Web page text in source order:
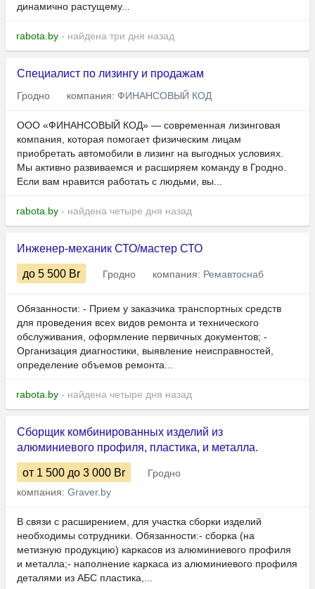
динамично растущему...
rabota.by - найдена три дня назад
Специалист по лизингу и продажам
Гродно компания: ФИНАНСОВЫЙ КОД
ООО «ФИНАНСОВЫЙ КОД» — современная лизинговая
компания, которая помогает физическим лицам
приобретать автомобили в лизинг на выгодных условиях.
Мы активно развиваемся и расширяем команду в Гродно.
Если вам нравится работать с людьми, вы...
rabota.by - найдена четыре дня назад
Инженер-механик СТО/мастер СТО
до 5 500 Br Гродно компания: Ремавтоснаб
Обязанности: - Прием у заказчика транспортных средств
для проведения всех видов ремонта и технического
обслуживания, оформление первичных документов; -
Организация диагностики, выявление неисправностей,
определение объемов ремонта...
rabota.by - найдена четыре дня назад
Сборщик комбинированных изделий из
алюминиевого профиля, пластика, и металла.
от 1 500 до 3 000 Br
Гродно
компания: Graver.by
В связи с расширением, для участка сборки изделий
необходимы сотрудники. Обязанности:- сборка (на
метизную продукцию) каркасов из алюминиевого профиля
и металла;- наполнение каркаса из алюминиевого профиля
деталями из АБС пластика,...